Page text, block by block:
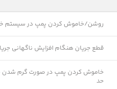
روشن/خاموش کردن پمپ در سیستم
قطع جریان هنگام افزایش ناگهانی
خاموش کردن پمپ در صورت گرم شدن
حد